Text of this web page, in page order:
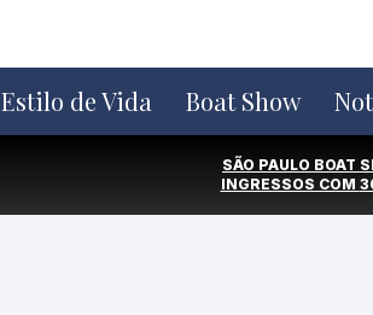
Estilo de Vida Boat Show
SÃO PAULO BOAT
INGRESSOS COM